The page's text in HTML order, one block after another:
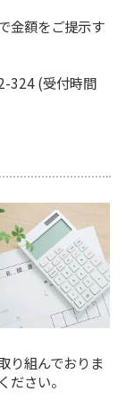
金額をご提示す
324 (受付時間
り組んでおりま
ださい。